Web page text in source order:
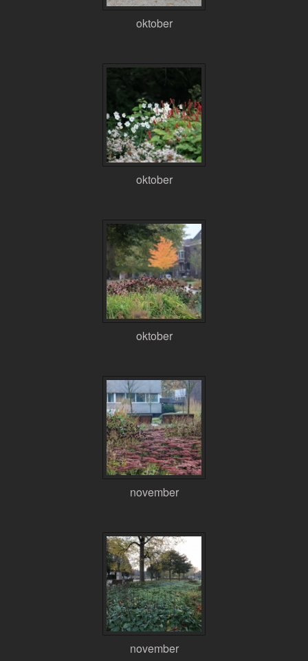
oktober
oktober
oktober
november
november